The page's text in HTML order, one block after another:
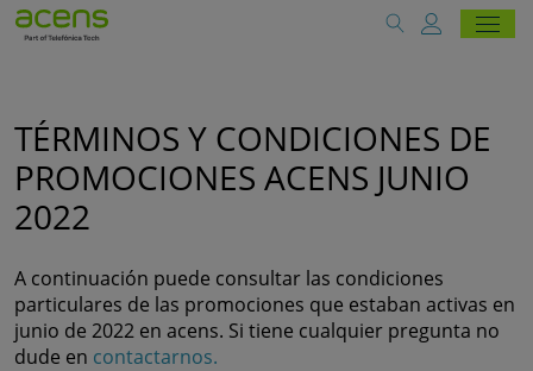
TÉRMINOS Y CONDICIONES DE
PROMOCIONES ACENS JUNIO
2022
A continuación puede consultar las condiciones
particulares de las promociones que estaban activas en
junio de 2022 en acens. Si tiene cualquier pregunta no
dude en contactarnos.